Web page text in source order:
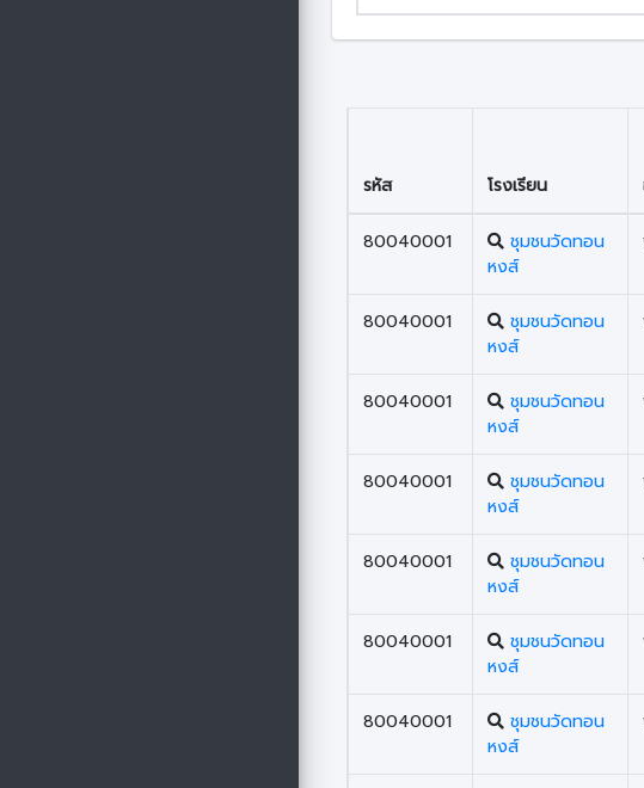
รหัส โรงเรียน
80040001
ชุมชนวัดทอน
หงส์
80040001
ชุมชนวัดทอน
หงส์
80040001
ชุมชนวัดทอน
หงส์
80040001
ชุมชนวัดทอน
หงส์
80040001
ชุมชนวัดทอน
หงส์
80040001
ชุมชนวัดทอน
หงส์
80040001
ชุมชนวัดทอน
หงส์